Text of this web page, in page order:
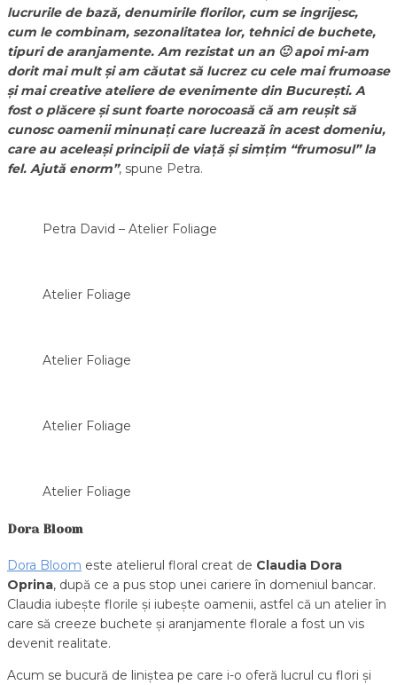
lucrurile de bază, denumirile florilor, cum se ingrijesc,
cum le combinam, sezonalitatea lor, tehnici de buchete,
tipuri de aranjamente. Am rezistat un an 🙂 apoi mi-am
dorit mai mult și am căutat să lucrez cu cele mai frumoase
și mai creative ateliere de evenimente din București. A
fost o plăcere și sunt foarte norocoasă că am reușit să
cunosc oamenii minunați care lucrează în acest domeniu,
care au aceleași principii de viață și simțim “frumosul” la
fel. Ajută enorm”, spune Petra.
Petra David – Atelier Foliage
Atelier Foliage
Atelier Foliage
Atelier Foliage
Atelier Foliage
Dora Bloom
Dora Bloom este atelierul floral creat de Claudia Dora
Oprina, după ce a pus stop unei cariere în domeniul bancar.
Claudia iubește florile și iubește oamenii, astfel că un atelier în
care să creeze buchete și aranjamente florale a fost un vis
devenit realitate.
Acum se bucură de liniștea pe care i-o oferă lucrul cu flori și